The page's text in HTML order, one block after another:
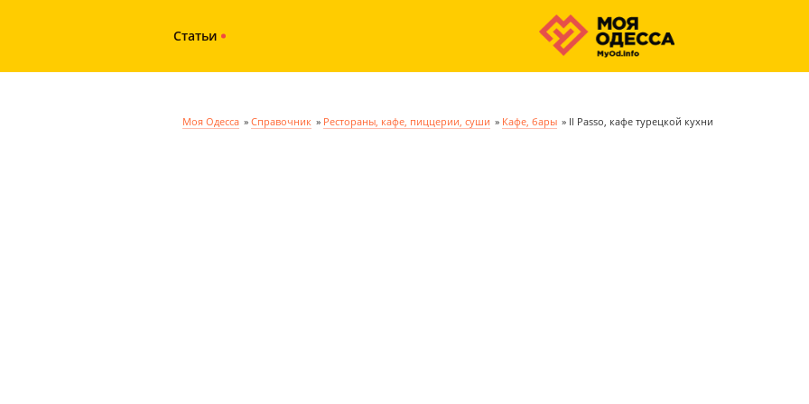
Статьи
Моя Одесса » Справочник » Рестораны, кафе, пиццерии, суши » Кафе, бары » Il Passo, кафе турецкой кухни